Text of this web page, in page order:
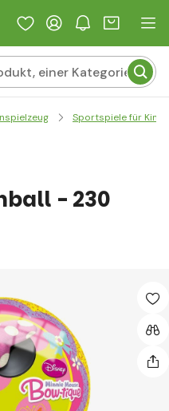
Sportspiele für
- 230